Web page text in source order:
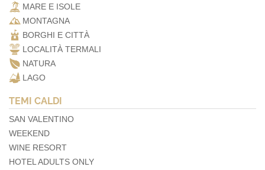
MARE E ISOLE
MONTAGNA
BORGHI E CITTÀ
LOCALITÀ TERMALI
NATURA
LAGO
TEMI CALDI
SAN VALENTINO
WEEKEND
WINE RESORT
HOTEL ADULTS ONLY